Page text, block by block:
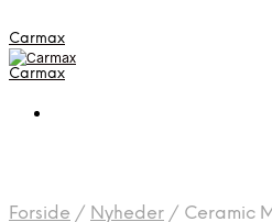
Carmax
Carmax
Forside / Nyheder / Ceramic